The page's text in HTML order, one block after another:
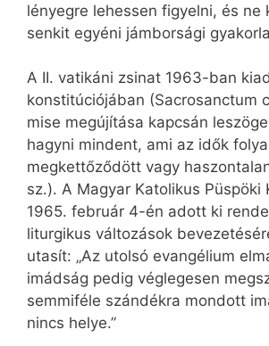
lényegre lehessen figyelni, és ne
senkit egyéni jámborsági
A II. vatikáni zsinat 1963-ban
konstitúciójában (Sacrosanctum
mise megújítása kapcsán
hagyni mindent, ami az idők
megkettőződött vagy
sz.). A Magyar Katolikus Püspöki
1965. február 4-én adott ki
liturgikus változások
utasít: „Az utolsó evangélium
imádság pedig véglegesen
semmiféle szándékra mondott
nincs helye.”